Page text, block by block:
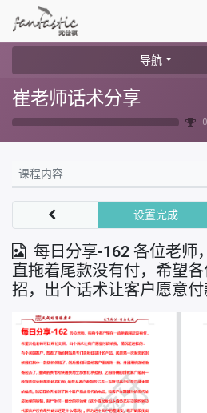
导航
崔老师话术分享
课程内容
每日分享-162 各位老师
直拖着尾款没有付，希望
招，出个话术让客户愿意
设置完成